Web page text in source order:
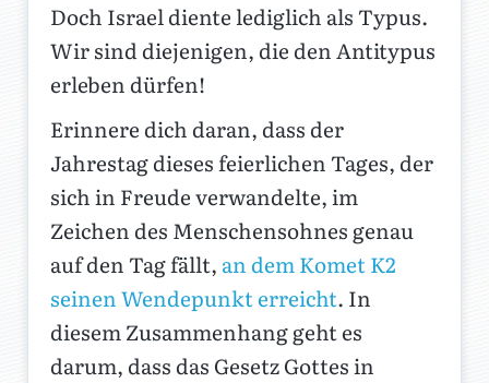
Doch Israel diente lediglich als Typus.
Wir sind diejenigen, die den Antitypus
erleben dürfen!
Erinnere dich daran, dass der
Jahrestag dieses feierlichen Tages, der
sich in Freude verwandelte, im
Zeichen des Menschensohnes genau
auf den Tag fällt, an dem Komet K2
seinen Wendepunkt erreicht. In
diesem Zusammenhang geht es
darum, dass das Gesetz Gottes in